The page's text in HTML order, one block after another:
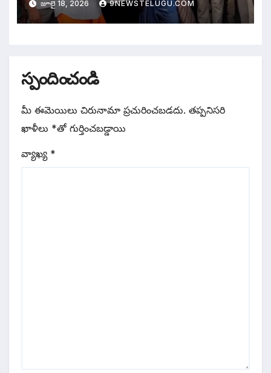
జూలై 18, 2026 9NEWSTELUGU.COM
స్పందించండి
మీ ఈమెయిలు చిరునామా ప్రచురించబడదు. తప్పనిసరి
ఖాళీలు *‌తో గుర్తించబడ్డాయి
వ్యాఖ్య *